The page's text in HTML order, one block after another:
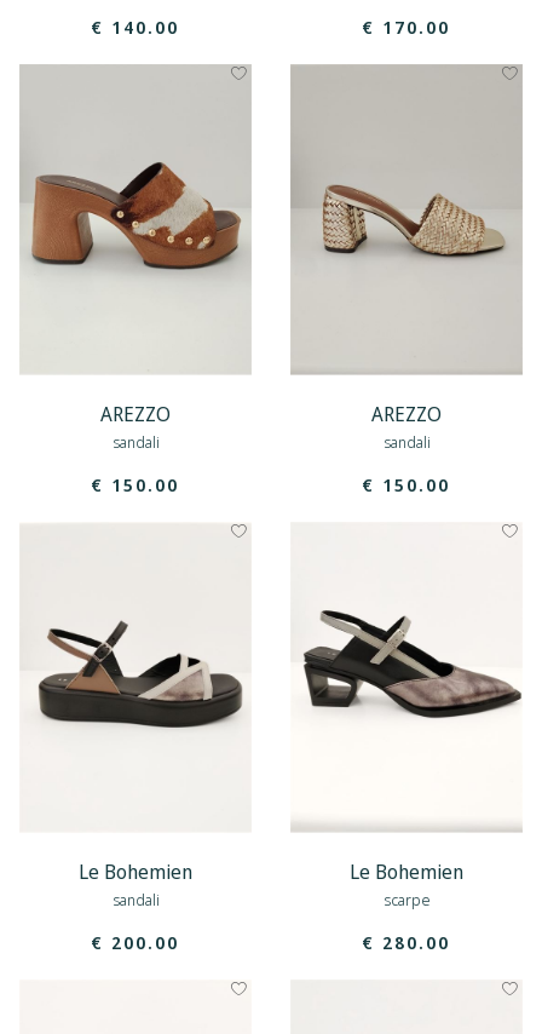
€ 140.00 € 170.00
AREZZO
sandali
€ 150.00
AREZZO
sandali
€ 150.00
Le Bohemien
sandali
€ 200.00
Le Bohemien
scarpe
€ 280.00